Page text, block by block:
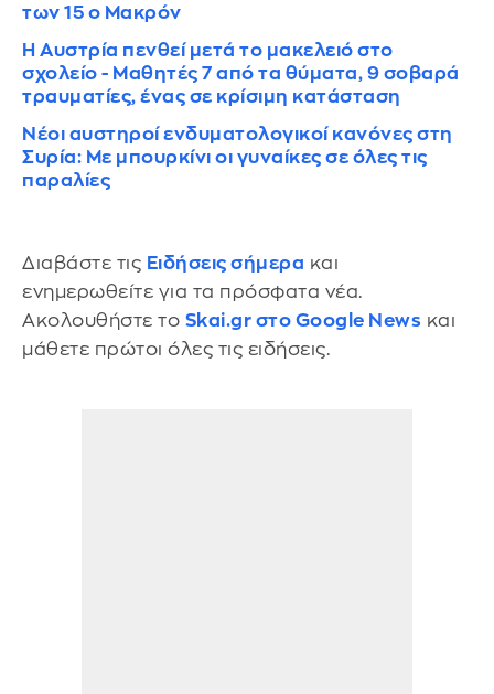
των 15 ο Μακρόν
Η Αυστρία πενθεί μετά το μακελειό στο
σχολείο - Μαθητές 7 από τα θύματα, 9 σοβαρά
τραυματίες, ένας σε κρίσιμη κατάσταση
Νέοι αυστηροί ενδυματολογικοί κανόνες στη
Συρία: Με μπουρκίνι οι γυναίκες σε όλες τις
παραλίες
Διαβάστε τις Ειδήσεις σήμερα και
ενημερωθείτε για τα πρόσφατα νέα.
Ακολουθήστε το Skai.gr στο Google News και
μάθετε πρώτοι όλες τις ειδήσεις.